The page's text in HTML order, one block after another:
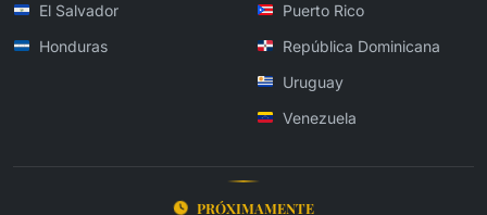
El Salvador
Honduras
Puerto Rico
República Dominicana
Uruguay
Venezuela
PRÓXIMAMENTE